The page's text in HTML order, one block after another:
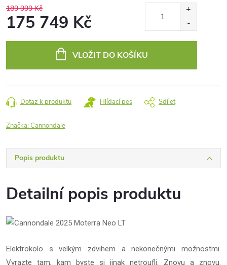
189 999 Kč
175 749 Kč
VLOŽIT DO KOŠÍKU
Dotaz k produktu Hlídací pes Sdílet
Značka:Cannondale
Popis produktu
Detailní popis produktu
Elektrokolo s velkým zdvihem a nekonečnými možnostmi.
Vyrazte tam, kam byste si jinak netroufli. Znovu a znovu.